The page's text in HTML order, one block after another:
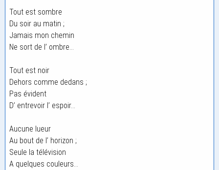
Tout est sombre
Du soir au matin ;
Jamais mon chemin
Ne sort de l’ ombre…
Tout est noir
Dehors comme dedans ;
Pas évident
D’ entrevoir l’ espoir…
Aucune lueur
Au bout de l’ horizon ;
Seule la télévision
A quelques couleurs…